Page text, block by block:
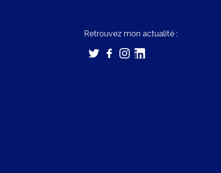
Retrouvez mon actualité :